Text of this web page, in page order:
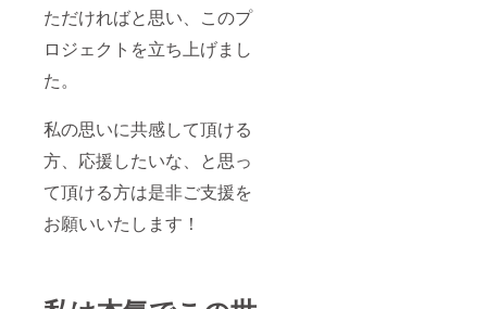
ただければと思い、このプ
ロジェクトを立ち上げまし
た。
私の思いに共感して頂ける
方、応援したいな、と思っ
て頂ける方は是非ご支援を
お願いいたします！